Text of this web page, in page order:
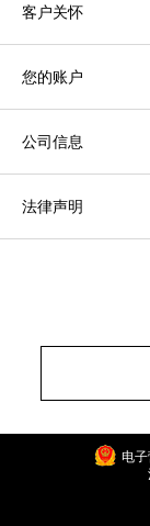
客户关怀
您的账户
公司信息
法律声明
电
©2026琳玛（上